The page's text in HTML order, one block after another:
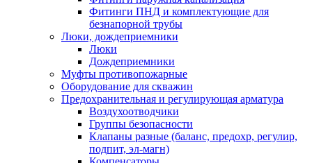
Фитинги ПНД и комплектующие для
безнапорной трубы
Люки, дождеприемники
Люки
Дождеприемники
Муфты противопожарные
Оборудование для скважин
Предохранительная и регулирующая арматура
Воздухоотводчики
Группы безопасности
Клапаны разные (баланс, предохр, регулир,
подпит, эл-магн)